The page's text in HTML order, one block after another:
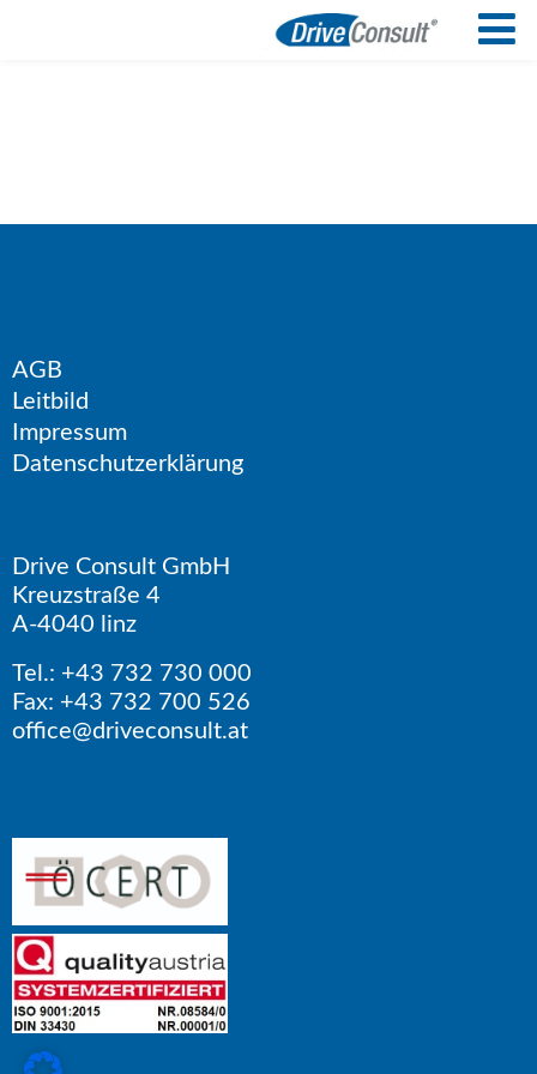
AGB
Leitbild
Impressum
Datenschutzerklärung
Drive Consult GmbH
Kreuzstraße 4
A-4040 linz
Tel.: +43 732 730 000
Fax: +43 732 700 526
office@driveconsult.at